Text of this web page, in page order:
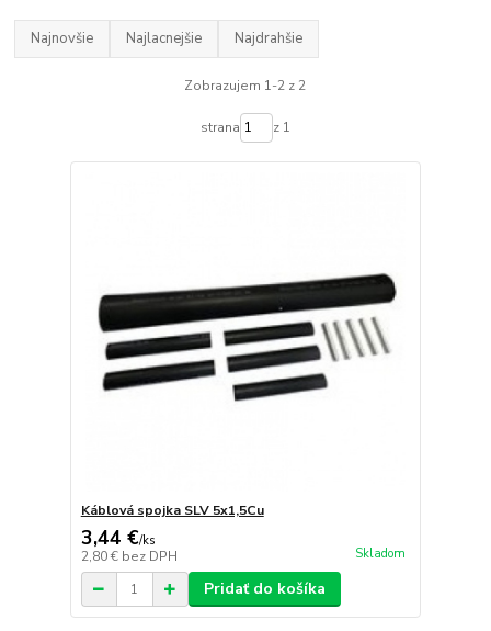
Najnovšie Najlacnejšie Najdrahšie
Zobrazujem 1-2 z 2
strana z 1
Káblová spojka SLV 5x1,5Cu
3,44 €/ks
2,80 € bez DPH Skladom
Pridať do košíka